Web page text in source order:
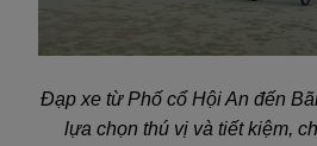
Đạp xe từ Phố cổ Hội An đến
lựa chọn thú vị và tiết kiệm,